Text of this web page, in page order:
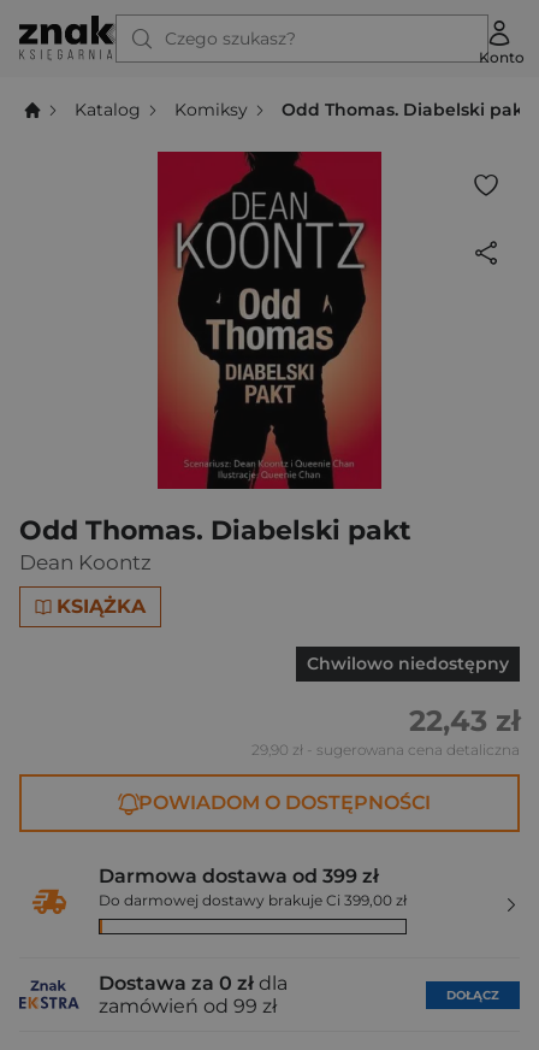
Czego szukasz?
Konto
Katalog Komiksy Odd Thomas. Diabelski pakt
Odd Thomas. Diabelski pakt
Dean Koontz
KSIĄŻKA
Chwilowo niedostępny
22,43 zł
29,90 zł - sugerowana cena detaliczna
POWIADOM O DOSTĘPNOŚCI
Darmowa dostawa od 399 zł
Do darmowej dostawy brakuje Ci 399,00 zł
Dostawa za 0 zł dla
zamówień od 99 zł
DOŁĄCZ